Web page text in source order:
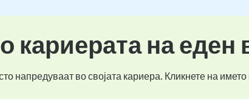
кариерата на еден
напредуваат во својата кариера. Кликнете на